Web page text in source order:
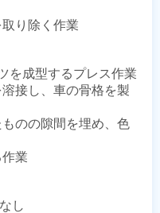
り除く作業
を成型するプレス作業
接し、車の骨格を製
のの隙間を埋め、色
業
し